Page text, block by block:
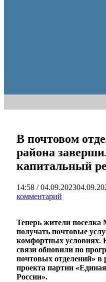
В почтовом
района
капитальный
14:58 / 04.09.2023
комментарий
Теперь жители
получать почтовые
комфортных условиях.
связи обновили по
почтовых отделений» в
проекта партии
России».